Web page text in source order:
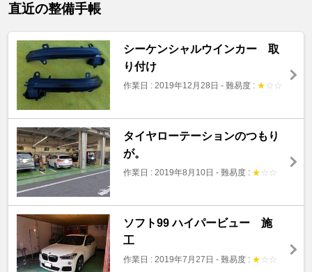
直近の整備手帳
シーケンシャルウインカー 取
り付け
作業日 : 2019年12月28日 - 難易度 : ★ ☆ ☆
タイヤローテーションのつもり
が。
作業日 : 2019年8月10日 - 難易度 : ★ ☆ ☆
ソフト99 ハイパービュー 施
工
作業日 : 2019年7月27日 - 難易度 : ★ ☆ ☆